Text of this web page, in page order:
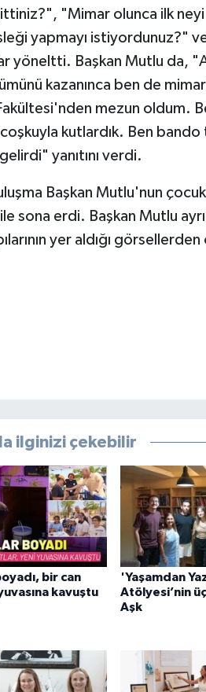
"Mimar olunca ilk
yapmayı istiyordunuz?"
yöneltti. Başkan Mutlu da,
kazanınca ben de
mezun oldum.
kutlardık. Ben bando
yanıtını verdi.
Başkan Mutlu'nun
sona erdi. Başkan Mutlu
yer aldığı
ilginizi çekebilir
bir can
kavuştu
'Yaşamdan
Atölyesi’nin
Aşk